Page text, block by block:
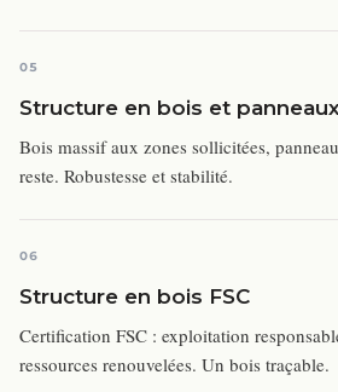
05
Structure en bois et
Bois massif aux zones sollicitées,
reste. Robustesse et stabilité.
06
Structure en bois FSC
Certification FSC : exploitation
ressources renouvelées. Un bois traçable.